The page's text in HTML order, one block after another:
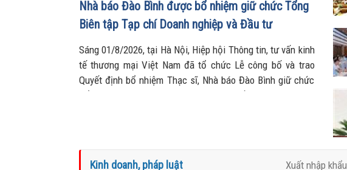
Nhà báo Đào Bình được bổ nhiệm giữ chức Tổng
Biên tập Tạp chí Doanh nghiệp và Đầu tư
Sáng 01/8/2026, tại Hà Nội, Hiệp hội Thông tin, tư vấn kinh
tế thương mại Việt Nam đã tổ chức Lễ công bố và trao
Quyết định bổ nhiệm Thạc sĩ, Nhà báo Đào Bình giữ chức
Tổng Biên tập Tạp chí Doanh nghiệp và Đầu tư.
Kinh doanh, pháp luật Xuất nhập khẩu